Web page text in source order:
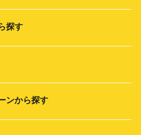
探す
ンから探す